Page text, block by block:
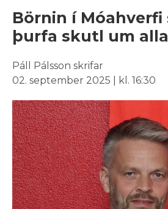
Börnin í Móahverfi
þurfa skutl um
Páll Pálsson skrifar
02. september 2025 | kl. 16:30